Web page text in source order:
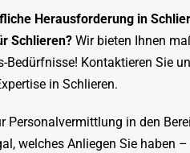
Herausforderung in
Schlieren? Wir bieten Ihnen
Bedürfnisse! Kontaktieren Sie
in Schlieren.
Personalvermittlung in den
welches Anliegen Sie haben